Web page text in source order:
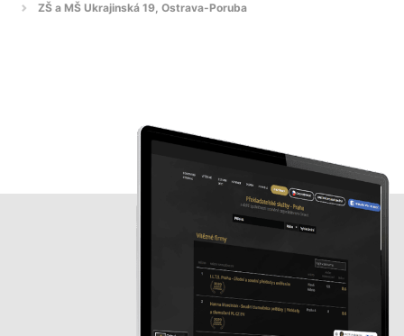
ZŠ a MŠ Ukrajinská 19, Ostrava-Poruba